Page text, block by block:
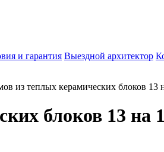
и гарантия Выездной архитектор
из теплых керамических блоков 13
блоков 13 на